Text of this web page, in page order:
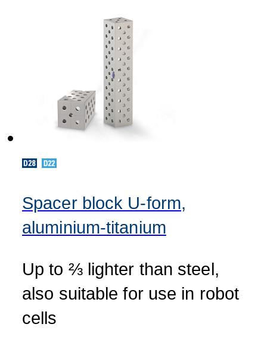
Spacer block U-form,
aluminium-titanium
Up to ⅔ lighter than steel,
also suitable for use in robot
cells